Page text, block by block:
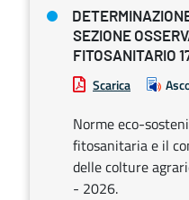
SEZIONE
FITOSANITARIO
Scarica
Norme eco-
fitosanitaria e il
delle colture
- 2026.